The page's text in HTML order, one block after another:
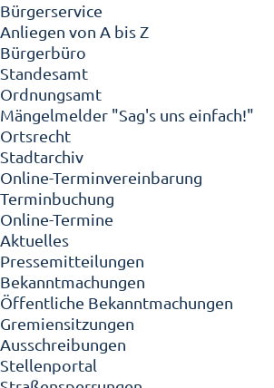
Bürgerservice
Anliegen von A bis Z
Bürgerbüro
Standesamt
Ordnungsamt
Mängelmelder "Sag's uns einfach!"
Ortsrecht
Stadtarchiv
Online-Terminvereinbarung
Terminbuchung
Online-Termine
Aktuelles
Pressemitteilungen
Bekanntmachungen
Öffentliche Bekanntmachungen
Gremiensitzungen
Ausschreibungen
Stellenportal